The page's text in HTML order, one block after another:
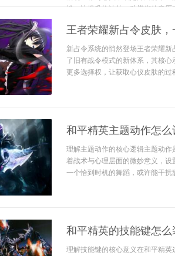
槛，让提升枪法从一种模糊的意愿
王者荣耀新占令皮肤
新占令系统的悄然登场王者荣耀
了旧有战令模式的新体系，其核
更多选择权，让获取心仪皮肤的过
和平精英主题动作怎
理解主题动作的核心逻辑主题动
着战术与心理层面的微妙意义，
一个恰到时机的舞蹈，或许能干扰
和平精英的技能键怎
理解技能键的核心意义在和平精